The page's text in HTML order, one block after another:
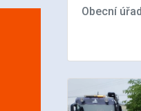
Obecní úřad